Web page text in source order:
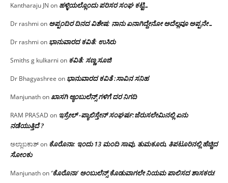
Kantharaju JN on ಹಳ್ಳಿಯಲ್ಲೊಂದು ಪರಿಸರ ಸಂಘ ಕಟ್ಟಿ…
Dr rashmi on ಅಪ್ಪಂದಿರ ದಿನದ ವಿಶೇಷ: ನಾನು ಏನಾಗಿದ್ದೇನೋ‌ ಅದೆಲ್ಲವೂ ಅಪ್ಪನೇ…
Dr rashmi on ಭಾನುವಾರದ ಕವಿತೆ: ಉಸಿರು
Smiths g kulkarni on ಕವಿತೆ: ಸಣ್ಣ ಸೂಜಿ
Dr Bhagyashree on ಭಾನುವಾರದ ಕವಿತೆ :ಸಾವಿನ ಸನಿಹ
Manjunathonಖಾಸಗಿ ಆ್ಯಂಬುಲೆನ್ಸ್ ಗಳಿಗೆ ದರ ನಿಗದಿ
RAM PRASAD on ಇಸ್ರೇಲ್ -ಪ್ಯಾಲಿಸ್ತೇನ್ ಸಂಘರ್ಷ:ಜೆರುಸಲೇಮಿನಲ್ಲಿ ಏನು
ನಡೆಯುತ್ತಿದೆ ?
ಅಲ್ಲಾಬಕಾಶ್on ಕೊರೊನಾ: ಇಂದು 13 ಮಂದಿ ಸಾವು, ತುಮಕೂರು, ತಿಪಟೂರಿನಲ್ಲಿ ಹೆಚ್ಚಿದ
ಸೋಂಕು
Manjunathon ‘ಕೊರೊನಾ’ ಅಂಬುಲೆನ್ಸ್ ಕೊಡುವಾಗಲೇ ನಿಯಮ ಪಾಲಿಸದ ಶಾಸಕರು!